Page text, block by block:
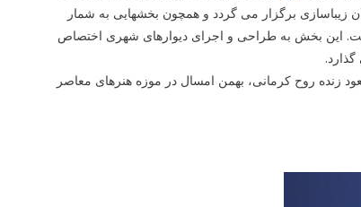
زیباسازی برگزار می گردد و همچون بخشهایی به شمار
این بخش به طراحی و اجرای دیوارهای شهری اختصاص
زنده روح کرمانی، بهمن امسال در موزه هنرهای معاصر